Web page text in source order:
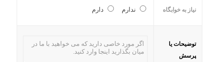
نیاز به خوابگاه ندارم دارم
توضیحات یا
پرسش